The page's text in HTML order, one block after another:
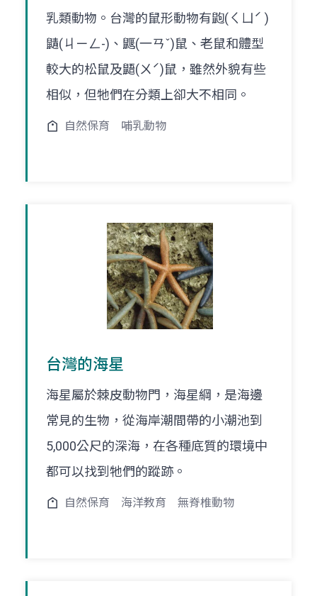
乳類動物。台灣的鼠形動物有鼩(ㄑㄩˊ )
鼱(ㄐㄧㄥ-)、鼴(一ㄢˇ)鼠、老鼠和體型
較大的松鼠及鼯(ㄨˊ)鼠，雖然外貌有些
相似，但牠們在分類上卻大不相同。
自然保育 哺乳動物
台灣的海星
海星屬於棘皮動物門，海星綱，是海邊
常見的生物，從海岸潮間帶的小潮池到
5,000公尺的深海，在各種底質的環境中
都可以找到牠們的蹤跡。
自然保育 海洋教育 無脊椎動物